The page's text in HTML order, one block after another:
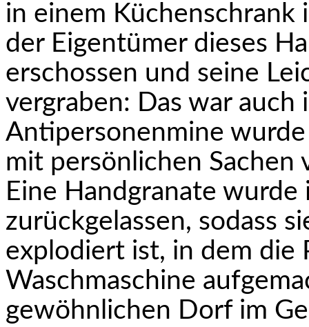
in einem Küchenschrank
der Eigentümer dieses
erschossen und seine
vergraben: Das war auch
Antipersonenmine
mit persönlichen Sachen
Eine Handgranate
zurückgelassen, sodass
explodiert ist, in dem die
Waschmaschine
gewöhnlichen Dorf im